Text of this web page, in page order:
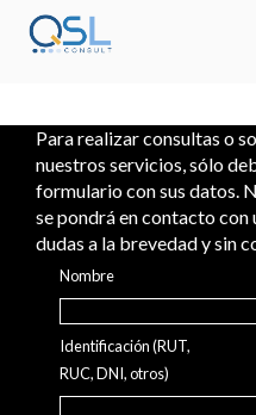
Para realizar consultas o
nuestros servicios, sólo
formulario con sus datos.
se pondrá en contacto con
dudas a la brevedad y sin
Nombre
Identificación (RUT,
RUC, DNI, otros)